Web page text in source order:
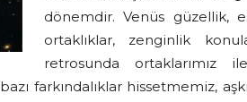
dönemdir. Venüs güzellik,
ortaklıklar, zenginlik
retrosunda ortaklarımız
farkındalıklar hissetmemiz,